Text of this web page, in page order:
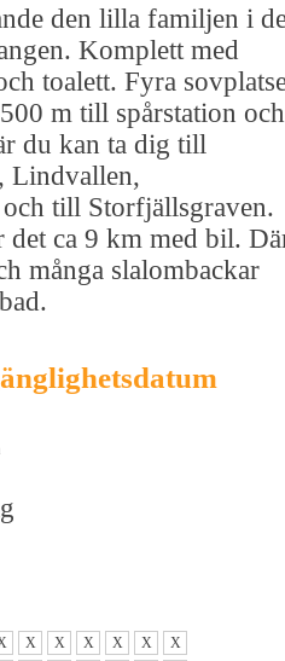
den lilla familjen i
Komplett med
toalett. Fyra
m till spårstation och
du kan ta dig till
Lindvallen,
till Storfjällsgraven.
ca 9 km med bil.
många slalombackar
X X X X X
X